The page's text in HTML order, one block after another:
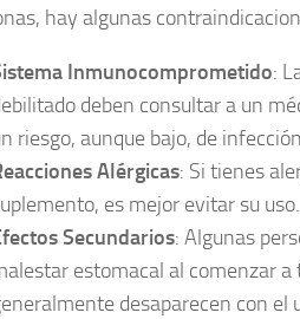
hay algunas
Inmunocomprometido:
deben consultar a un
riesgo, aunque bajo, de
Alérgicas: Si tienes
es mejor evitar su uso.
Secundarios: Algunas
estomacal al comenzar
desaparecen con el